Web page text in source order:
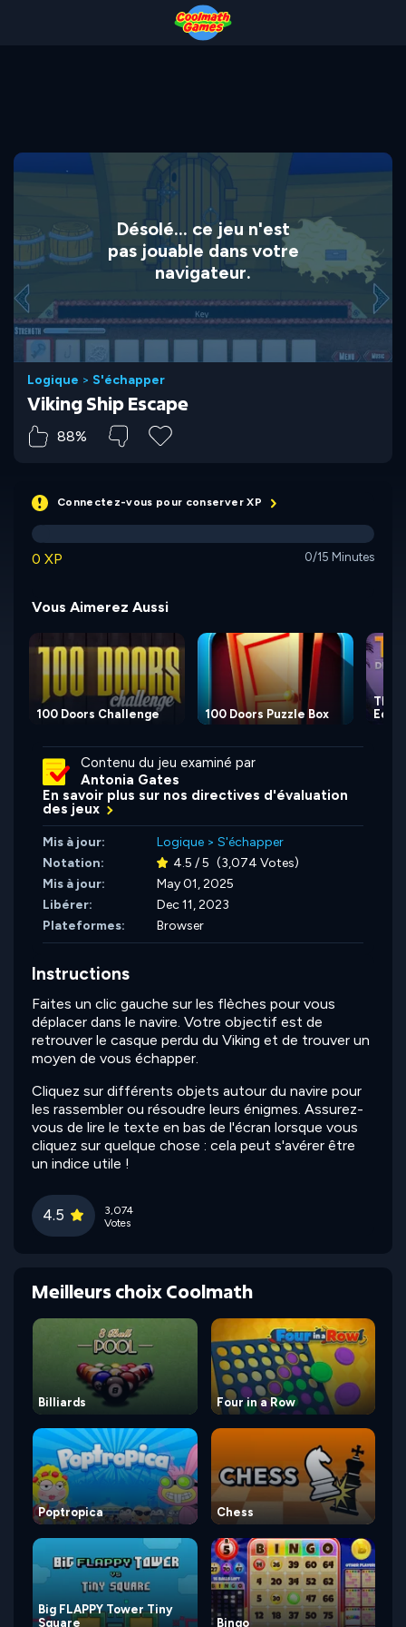
Désolé... ce jeu n'est
pas jouable dans votre
navigateur.
Logique > S'échapper
Viking Ship Escape
88%
Connectez-vous pour conserver XP
0 XP 0/15 Minutes
Vous Aimerez Aussi
100 Doors Challenge 100 Doors Puzzle Box
Contenu du jeu examiné par
Antonia Gates
En savoir plus sur nos directives d'évaluation
des jeux
Mis à jour: Logique > S'échapper
Notation:
4.5 / 5 (3,074 Votes)
Mis à jour:
May 01, 2025
Libérer:
Dec 11, 2023
Plateformes:
Browser
Instructions
Faites un clic gauche sur les flèches pour vous
déplacer dans le navire. Votre objectif est de
retrouver le casque perdu du Viking et de trouver un
moyen de vous échapper.
Cliquez sur différents objets autour du navire pour
les rassembler ou résoudre leurs énigmes. Assurez-
vous de lire le texte en bas de l'écran lorsque vous
cliquez sur quelque chose : cela peut s'avérer être
un indice utile !
4.5
3,074
Votes
Meilleurs choix Coolmath
Billiards Four in a Row
Poptropica Chess
Big FLAPPY Tower Tiny
Square
Bingo